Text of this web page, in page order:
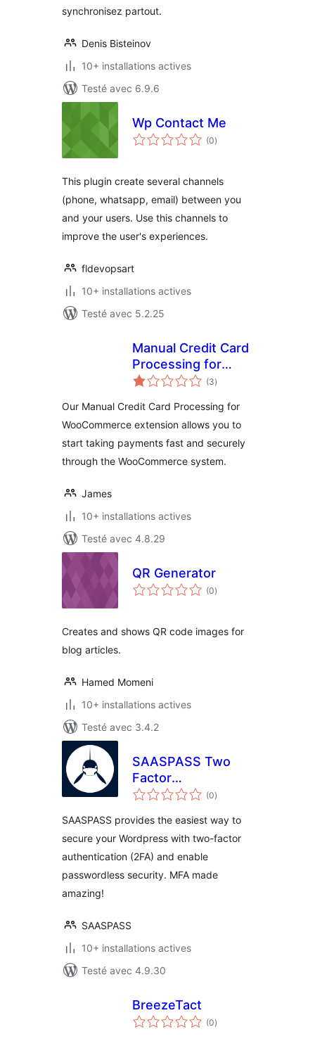
synchronisez partout.
Denis Bisteinov
10+ installations actives
Testé avec 6.9.6
Wp Contact Me
(0notes
en
)
This plugin create several channels
(phone, whatsapp, email) between you
and your users. Use this channels to
improve the user's experiences.
fldevopsart
10+ installations actives
Testé avec 5.2.25
Manual Credit Card
Processing for
WooCommerce
(3notes
en
)
Our Manual Credit Card Processing for
WooCommerce extension allows you to
start taking payments fast and securely
through the WooCommerce system.
James
10+ installations actives
Testé avec 4.8.29
QR Generator
(0notes
en
)
Creates and shows QR code images for
blog articles.
Hamed Momeni
10+ installations actives
Testé avec 3.4.2
SAASPASS Two
Factor
Authentication –
(0notes
en
)
SAASPASS provides the easiest way to
secure your Wordpress with two-factor
authentication (2FA) and enable
passwordless security. MFA made
amazing!
SAASPASS
10+ installations actives
Testé avec 4.9.30
BreezeTact
(0notes
en
)